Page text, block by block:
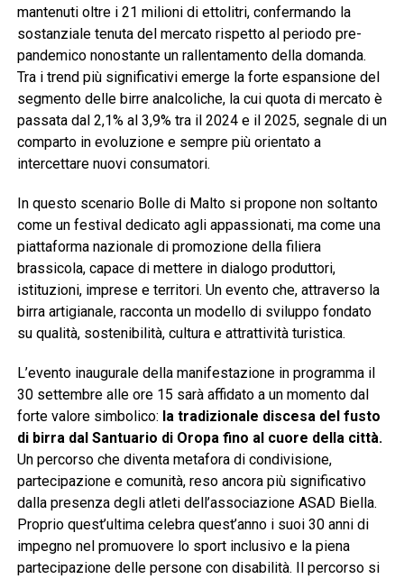
mantenuti oltre i 21 milioni di ettolitri, confermando la
sostanziale tenuta del mercato rispetto al periodo pre-
pandemico nonostante un rallentamento della domanda.
Tra i trend più significativi emerge la forte espansione del
segmento delle birre analcoliche, la cui quota di mercato è
passata dal 2,1% al 3,9% tra il 2024 e il 2025, segnale di un
comparto in evoluzione e sempre più orientato a
intercettare nuovi consumatori.
In questo scenario Bolle di Malto si propone non soltanto
come un festival dedicato agli appassionati, ma come una
piattaforma nazionale di promozione della filiera
brassicola, capace di mettere in dialogo produttori,
istituzioni, imprese e territori. Un evento che, attraverso la
birra artigianale, racconta un modello di sviluppo fondato
su qualità, sostenibilità, cultura e attrattività turistica.
L’evento inaugurale della manifestazione in programma il
30 settembre alle ore 15 sarà affidato a un momento dal
forte valore simbolico: la tradizionale discesa del fusto
di birra dal Santuario di Oropa fino al cuore della città.
Un percorso che diventa metafora di condivisione,
partecipazione e comunità, reso ancora più significativo
dalla presenza degli atleti dell’associazione ASAD Biella.
Proprio quest’ultima celebra quest’anno i suoi 30 anni di
impegno nel promuovere lo sport inclusivo e la piena
partecipazione delle persone con disabilità. Il percorso si